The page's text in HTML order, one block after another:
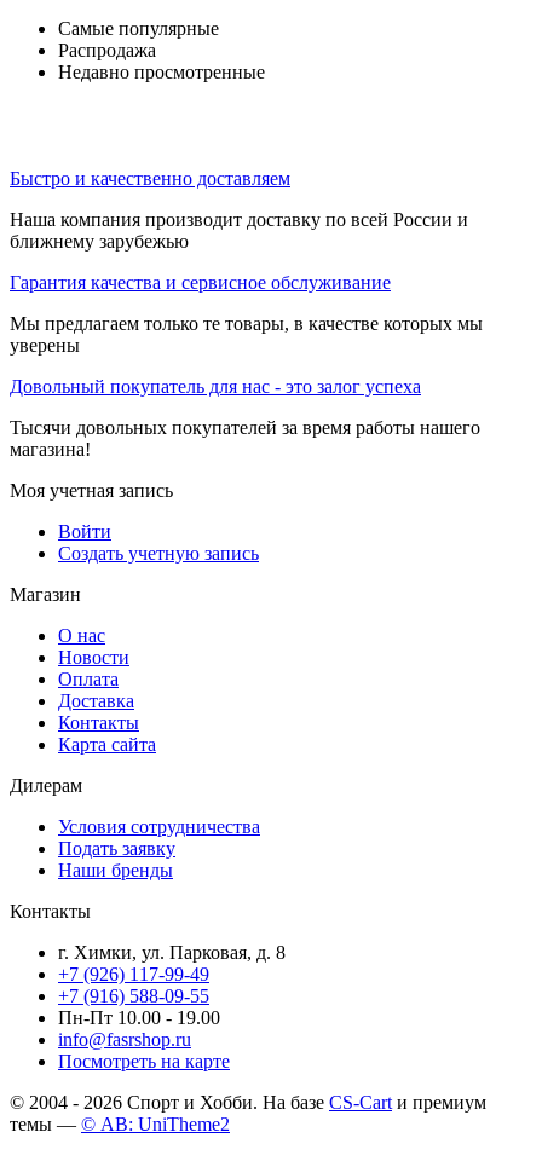
Самые популярные
Распродажа
Недавно просмотренные
Быстро и качественно доставляем
Наша компания производит доставку по всей России и
ближнему зарубежью
Гарантия качества и сервисное обслуживание
Мы предлагаем только те товары, в качестве которых мы
уверены
Довольный покупатель для нас - это залог успеха
Тысячи довольных покупателей за время работы нашего
магазина!
Моя учетная запись
Войти
Создать учетную запись
Магазин
О нас
Новости
Оплата
Доставка
Контакты
Карта сайта
Дилерам
Условия сотрудничества
Подать заявку
Наши бренды
Контакты
г. Химки, ул. Парковая, д. 8
+7 (926) 117-99-49
+7 (916) 588-09-55
Пн-Пт 10.00 - 19.00
info@fasrshop.ru
Посмотреть на карте
© 2004 - 2026 Спорт и Хобби. На базе CS-Cart и премиум
темы — © AB: UniTheme2